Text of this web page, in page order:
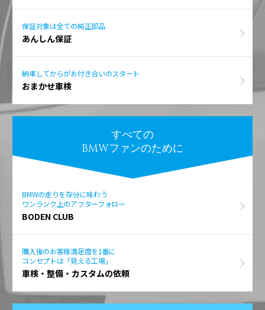
保証対象は全ての純正部品
あんしん保証
納車してからがお付き合いのスタート
おまかせ車検
すべての
BMWファンのために
BMWの走りを存分に味わう
ワンランク上のアフターフォロー
BODEN CLUB
購入後のお客様満足度を1番に
コンセプトは「見える工場」
車検・整備・カスタムの依頼